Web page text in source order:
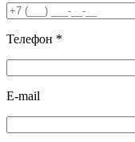
Телефон *
E-mail